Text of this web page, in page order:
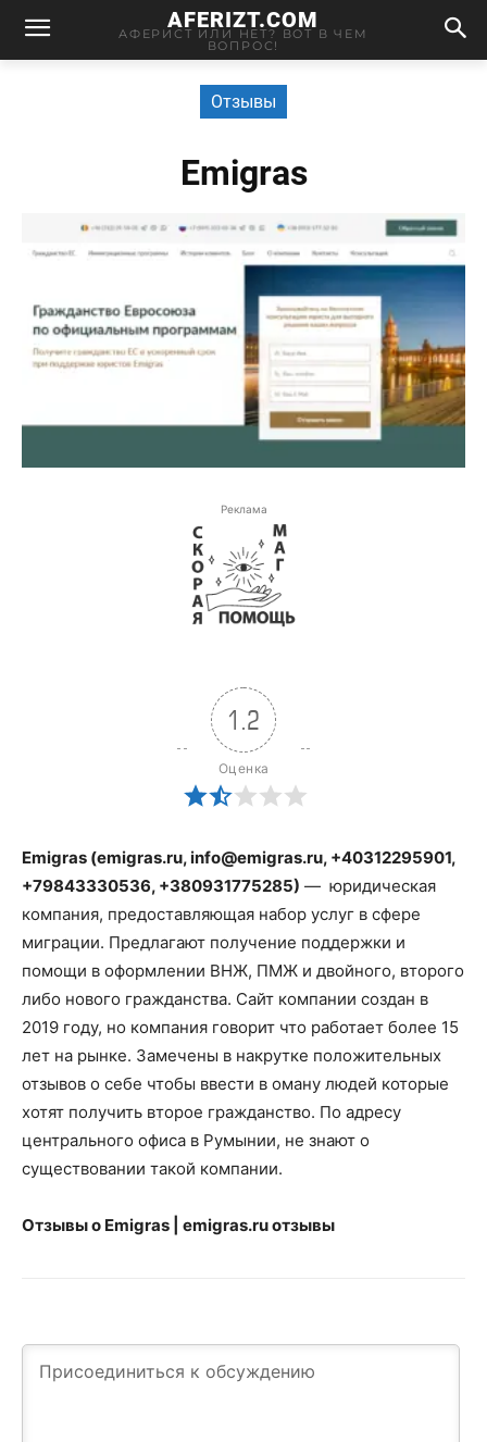
AFERIZT.COM
АФЕРИСТ ИЛИ НЕТ? ВОТ В ЧЕМ
ВОПРОС!
Отзывы
Emigras
Реклама
1.2
Оценка
Emigras (emigras.ru,info@emigras.ru, +40312295901,
+79843330536, +380931775285) — юридическая
компания, предоставляющая набор услуг в сфере
миграции. Предлагают получение поддержки и
помощи в оформлении ВНЖ, ПМЖ и двойного, второго
либо нового гражданства. Сайт компании создан в
2019 году, но компания говорит что работает более 15
лет на рынке. Замечены в накрутке положительных
отзывов о себе чтобы ввести в оману людей которые
хотят получить второе гражданство. По адресу
центрального офиса в Румынии, не знают о
существовании такой компании.
Отзывы о Emigras emigras.ruотзывы